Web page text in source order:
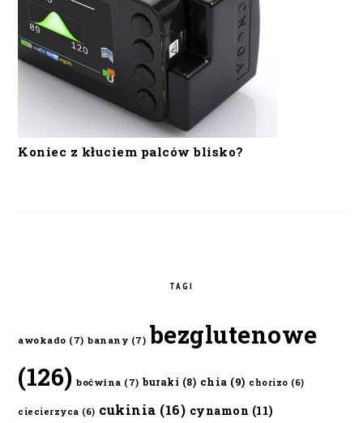
Koniec z kłuciem palców blisko?
TAGI
awokado (7) banany (7) bezglutenowe
(126) boćwina (7) buraki (8) chia (9) chorizo (6)
ciecierzyca (6) cukinia (16) cynamon (11)